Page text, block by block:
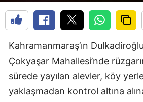
Kahramanmaraş’ın
Çokyaşar Mahallesi’nde
sürede yayılan alevler, köy
yaklaşmadan kontrol altına